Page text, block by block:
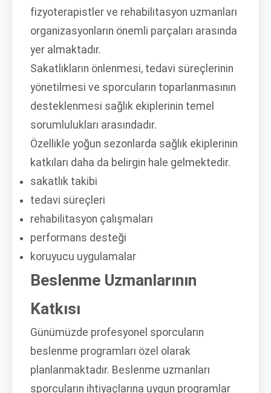
fizyoterapistler ve rehabilitasyon uzmanları
organizasyonların önemli parçaları arasında
yer almaktadır.
Sakatlıkların önlenmesi, tedavi süreçlerinin
yönetilmesi ve sporcuların toparlanmasının
desteklenmesi sağlık ekiplerinin temel
sorumlulukları arasındadır.
Özellikle yoğun sezonlarda sağlık ekiplerinin
katkıları daha da belirgin hale gelmektedir.
sakatlık takibi
tedavi süreçleri
rehabilitasyon çalışmaları
performans desteği
koruyucu uygulamalar
Beslenme Uzmanlarının
Katkısı
Günümüzde profesyonel sporcuların
beslenme programları özel olarak
planlanmaktadır. Beslenme uzmanları
sporcuların ihtiyaçlarına uygun programlar